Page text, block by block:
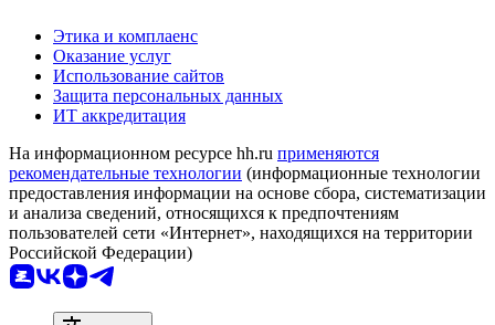
Этика и комплаенс
Оказание услуг
Использование сайтов
Защита персональных данных
ИТ аккредитация
На информационном ресурсе hh.ru применяются
рекомендательные технологии (информационные технологии
предоставления информации на основе сбора, систематизации
и анализа сведений, относящихся к предпочтениям
пользователей сети «Интернет», находящихся на территории
Российской Федерации)